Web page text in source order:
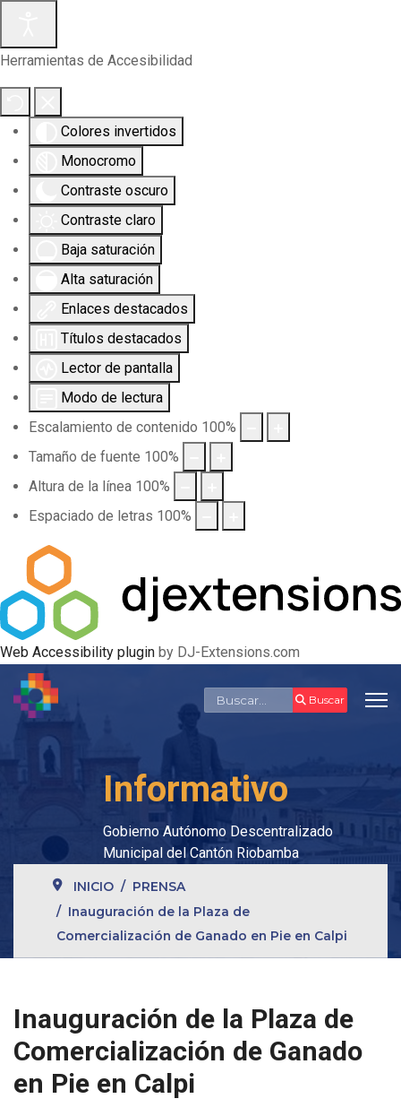
Herramientas de Accesibilidad
Colores invertidos
Monocromo
Contraste oscuro
Contraste claro
Baja saturación
Alta saturación
Enlaces destacados
Títulos destacados
Lector de pantalla
Modo de lectura
Escalamiento de contenido 100%
Tamaño de fuente 100%
Altura de la línea 100%
Espaciado de letras 100%
Web Accessibility plugin by DJ-Extensions.com
Buscar Buscar
Informativo
Gobierno Autónomo Descentralizado
Municipal del Cantón Riobamba
INICIO
PRENSA
Inauguración de la Plaza de
Comercialización de Ganado en Pie en Calpi
Inauguración de la Plaza de
Comercialización de Ganado
en Pie en Calpi